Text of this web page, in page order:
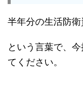
半年分の生活防衛
という言葉で、
てください。